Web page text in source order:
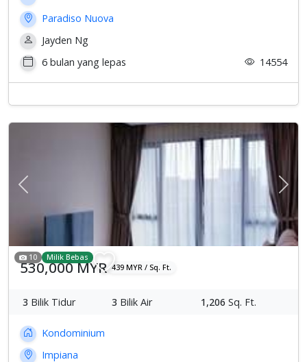
Paradiso Nuova
Jayden Ng
6 bulan yang lepas
14554
Previous
10 Milik Bebas
530,000 MYR 439 MYR / Sq. Ft.
3 Bilik Tidur 3 Bilik Air 1,206 Sq. Ft.
Kondominium
Impiana